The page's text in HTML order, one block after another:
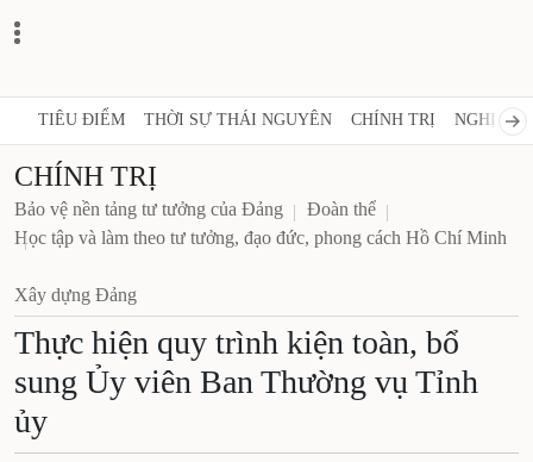
TIÊU ĐIỂM THỜI SỰ THÁI NGUYÊN CHÍNH TRỊ NGHỊ
CHÍNH TRỊ
Bảo vệ nền tảng tư tưởng của Đảng
Đoàn thể
Học tập và làm theo tư tưởng, đạo đức, phong cách Hồ Chí Minh
Xây dựng Đảng
Thực hiện quy trình kiện toàn, bổ
sung Ủy viên Ban Thường vụ Tỉnh
ủy